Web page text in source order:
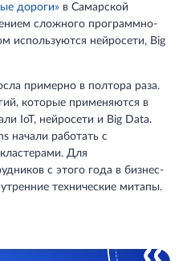
дороги» в Самарской
сложного программно-
используются нейросети, Big
примерно в полтора раза.
которые применяются в
IoT, нейросети и Big Data.
начали работать с
Для
с этого года в бизнес-
технические митапы.